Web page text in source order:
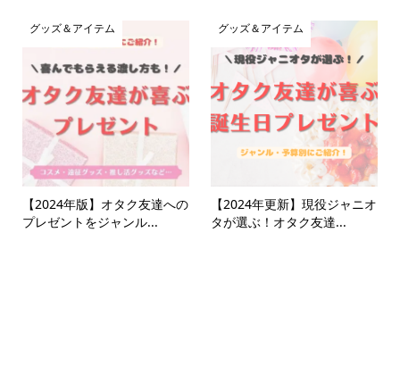
グッズ＆アイテム
【2024年版】オタク友達への
プレゼントをジャンル...
グッズ＆アイテム
【2024年更新】現役ジャニオ
タが選ぶ！オタク友達...